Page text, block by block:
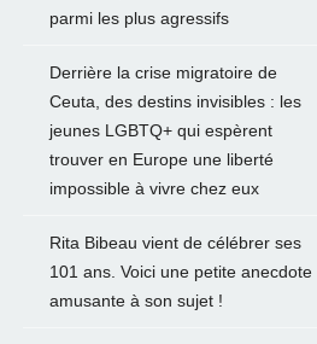
parmi les plus agressifs
Derrière la crise migratoire de
Ceuta, des destins invisibles : les
jeunes LGBTQ+ qui espèrent
trouver en Europe une liberté
impossible à vivre chez eux
Rita Bibeau vient de célébrer ses
101 ans. Voici une petite anecdote
amusante à son sujet !